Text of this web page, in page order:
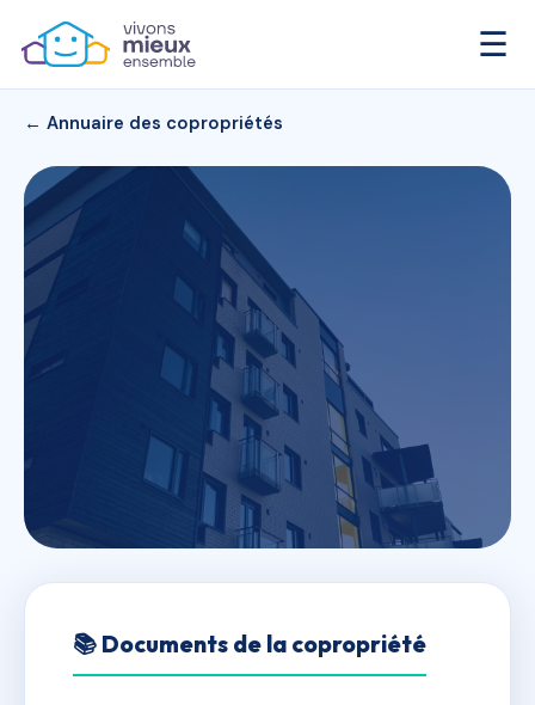
☰
← Annuaire des copropriétés
SDC 64 rue Berzélius
📚 Documents de la copropriété